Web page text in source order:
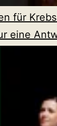
für
eine